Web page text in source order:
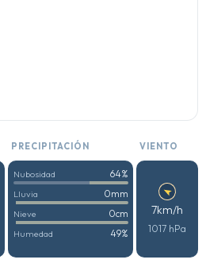
PRECIPITACIÓN VIENTO
Nubosidad 64%
Lluvia 0mm
Nieve 0cm
Humedad 49%
7km/h
1017 hPa